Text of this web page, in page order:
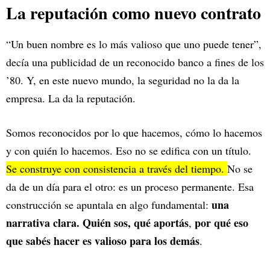
La reputación como nuevo contrato
“Un buen nombre es lo más valioso que uno puede tener”,
decía una publicidad de un reconocido banco a fines de los
’80. Y, en este nuevo mundo, la seguridad no la da la
empresa. La da la reputación.
Somos reconocidos por lo que hacemos, cómo lo hacemos
y con quién lo hacemos. Eso no se edifica con un título.
Se construye con consistencia a través del tiempo. No se
da de un día para el otro: es un proceso permanente. Esa
construcción se apuntala en algo fundamental: una
narrativa clara. Quién sos, qué aportás, por qué eso
que sabés hacer es valioso para los demás.